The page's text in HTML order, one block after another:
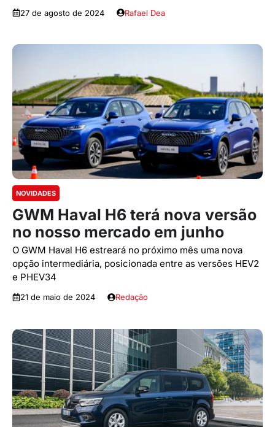
27 de agosto de 2024 Rafael Dea
NOVIDADES
GWM Haval H6 terá nova versão
no nosso mercado em junho
O GWM Haval H6 estreará no próximo mês uma nova
opção intermediária, posicionada entre as versões HEV2
e PHEV34
21 de maio de 2024 Redação